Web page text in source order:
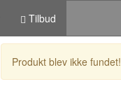
Tilbud
Produkt blev ikke fundet!